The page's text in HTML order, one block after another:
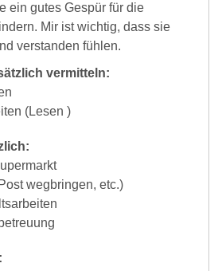
ein gutes Gespür für die
Mir ist wichtig, dass sie
verstanden fühlen.
vermitteln:
(Lesen )
wegbringen, etc.)